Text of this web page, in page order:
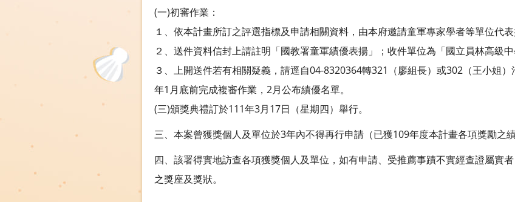
(一)初審作業：
１、依本計畫所訂之評選指標及申請相關資料，由本府邀請童軍專家學者等單位代表
２、送件資料信封上請註明「國教署童軍績優表揚」；收件單位為「國立員林高級中
３、上開送件若有相關疑義，請逕自04-8320364轉321（廖組長）或302（王小姐
年1月底前完成複審作業，2月公布績優名單。
(三)頒獎典禮訂於111年3月17日（星期四）舉行。
三、本案曾獲獎個人及單位於3年內不得再行申請（已獲109年度本計畫各項獎勵之
四、該署得實地訪查各項獲獎個人及單位，如有申請、受推薦事蹟不實經查證屬實
之獎座及獎狀。